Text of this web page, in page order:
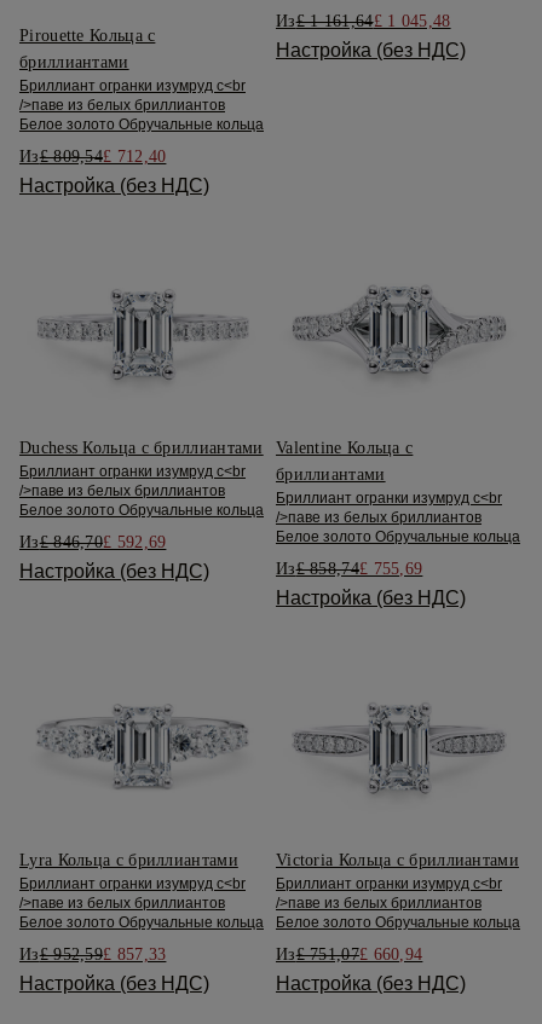
Pirouette Кольца с
бриллиантами
Бриллиант огранки изумруд с<br
/>паве из белых бриллиантов
Белое золото Обручальные кольца
Из£ 809,54£ 712,40
Настройка (без НДС)
Из£ 1 161,64£ 1 045,48
Настройка (без НДС)
Duchess Кольца с бриллиантами
Бриллиант огранки изумруд с<br
/>паве из белых бриллиантов
Белое золото Обручальные кольца
Из£ 846,70£ 592,69
Настройка (без НДС)
Valentine Кольца с
бриллиантами
Бриллиант огранки изумруд с<br
/>паве из белых бриллиантов
Белое золото Обручальные кольца
Из£ 858,74£ 755,69
Настройка (без НДС)
Lyra Кольца с бриллиантами
Бриллиант огранки изумруд с<br
/>паве из белых бриллиантов
Белое золото Обручальные кольца
Из£ 952,59£ 857,33
Настройка (без НДС)
Victoria Кольца с бриллиантами
Бриллиант огранки изумруд с<br
/>паве из белых бриллиантов
Белое золото Обручальные кольца
Из£ 751,07£ 660,94
Настройка (без НДС)